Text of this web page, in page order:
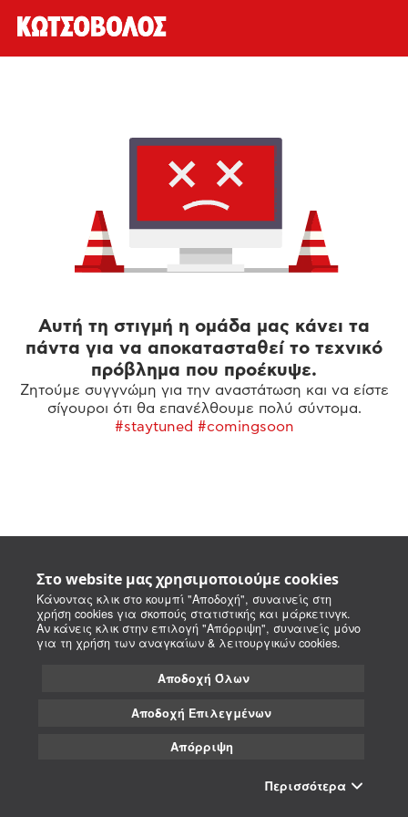
Στο website μας χρησιμοποιούμε cookies
Κάνοντας κλικ στο κουμπί "Αποδοχή", συναινείς στη
χρήση cookies για σκοπούς στατιστικής και μάρκετινγκ.
Αν κάνεις κλικ στην επιλογή "Απόρριψη", συναινείς μόνο
για τη χρήση των αναγκαίων & λειτουργικών cookies.
Αποδοχή Όλων
Αποδοχή Επιλεγμένων
Απόρριψη
Περισσότερα
Αυτή τη στιγμή η ομάδα μας κάνει τα
πάντα για να αποκατασταθεί το τεχνικό
πρόβλημα που προέκυψε.
Ζητούμε συγγνώμη για την αναστάτωση και να είστε
σίγουροι ότι θα επανέλθουμε πολύ σύντομα.
#staytuned #comingsoon